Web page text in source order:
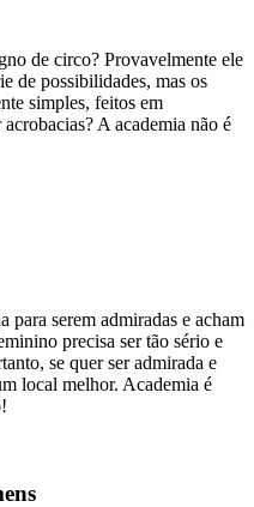
de circo? Provavelmente ele
de possibilidades, mas os
simples, feitos em
A academia não é
para serem admiradas e acham
precisa ser tão sério e
se quer ser admirada e
local melhor. Academia é